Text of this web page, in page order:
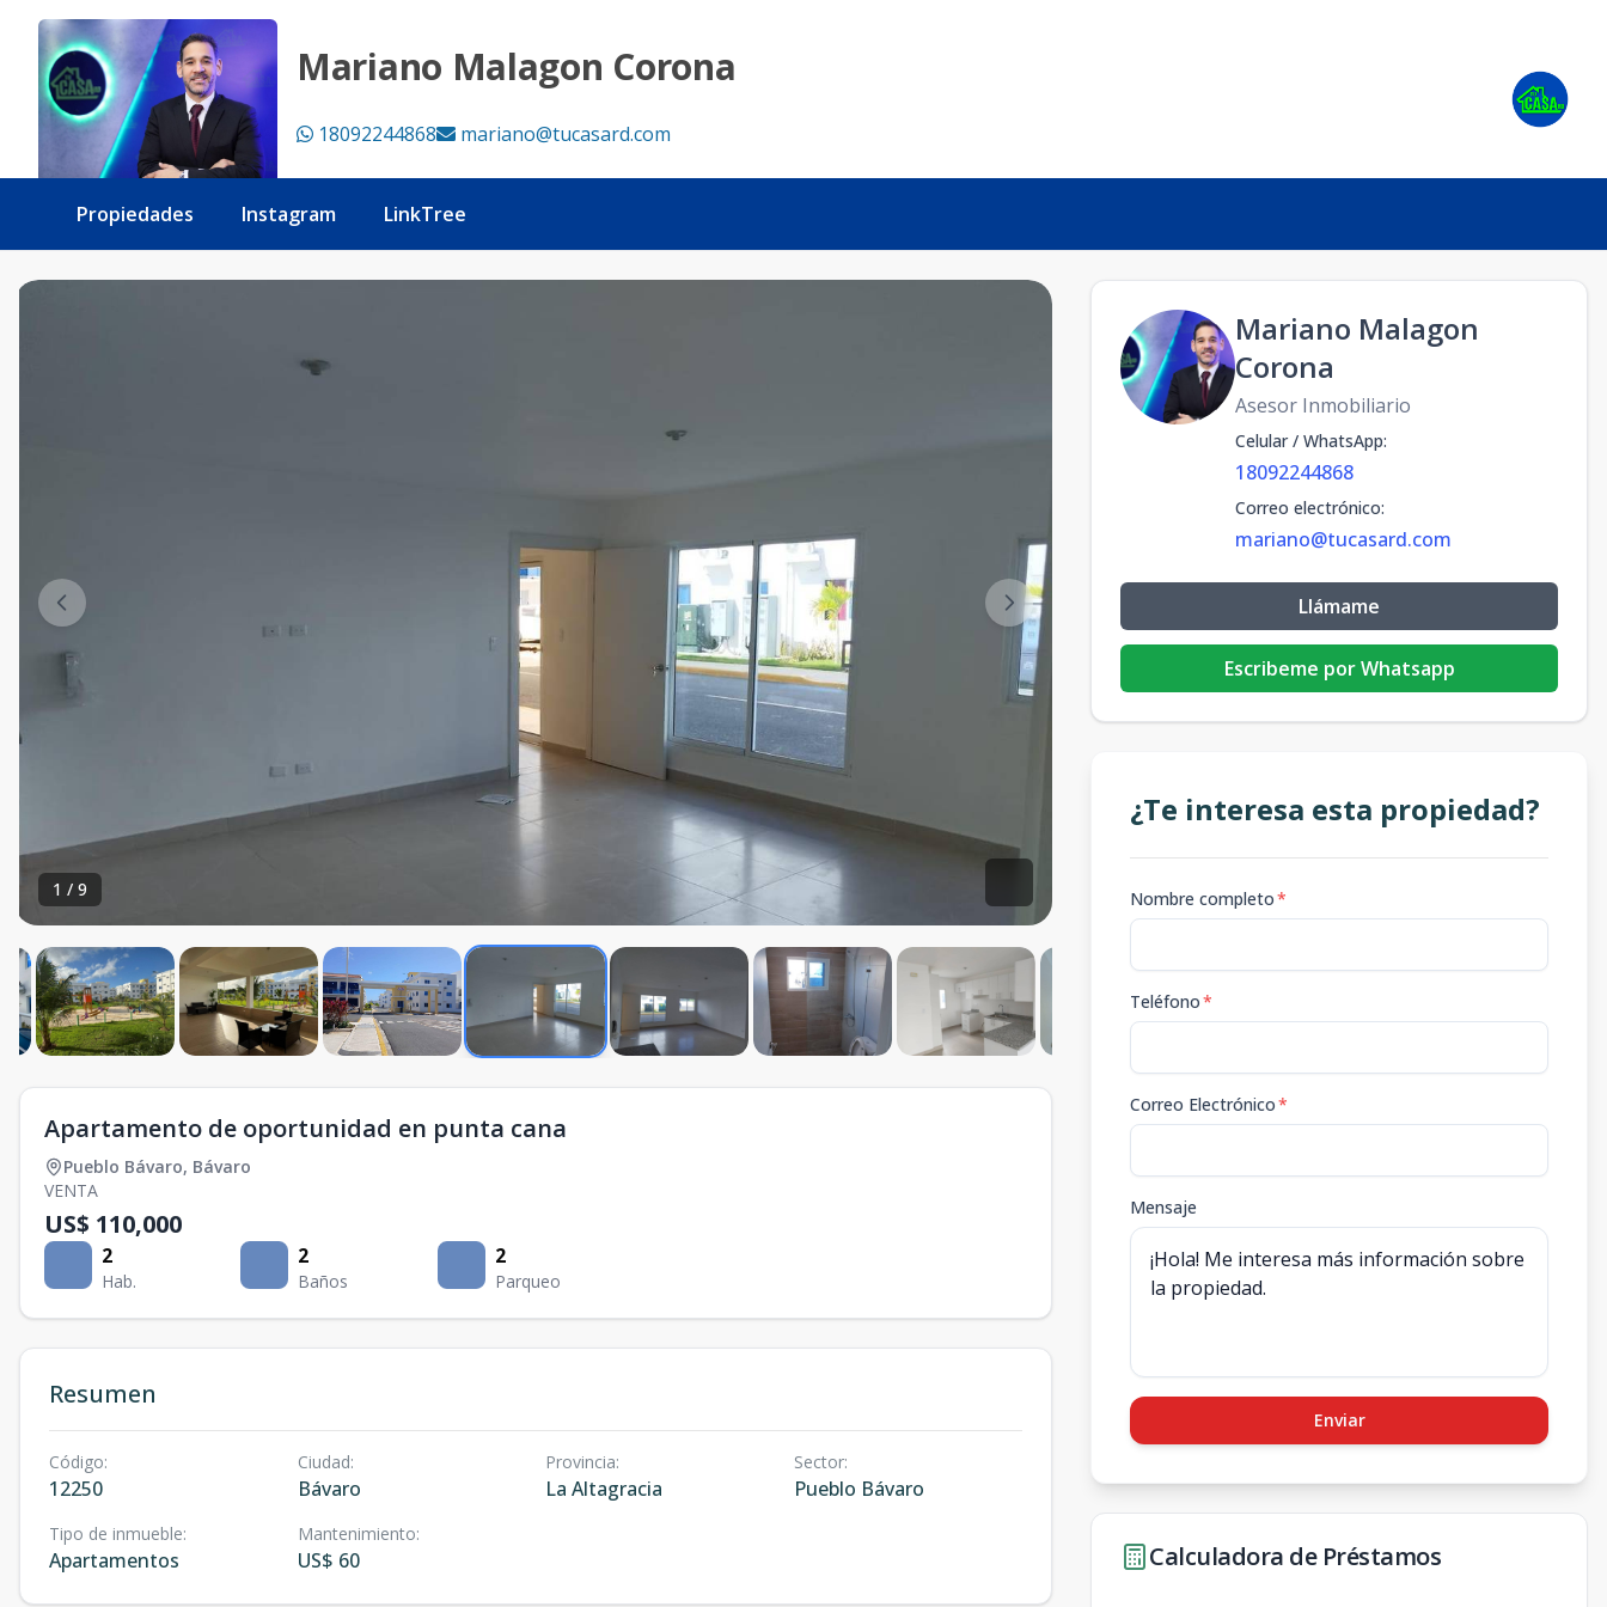
Mariano Malagon Corona
18092244868 mariano@tucasard.com
Propiedades Instagram LinkTree
1 / 9
Apartamento de oportunidad en punta cana
Pueblo Bávaro, Bávaro
VENTA
US$ 110,000
2
Hab.
2
Baños
2
Parqueo
Resumen
Código:
12250
Ciudad:
Bávaro
Provincia:
La Altagracia
Sector:
Pueblo Bávaro
Tipo de inmueble:
Apartamentos
Mantenimiento:
US$ 60
Mariano Malagon
Corona
Asesor Inmobiliario
Celular / WhatsApp:
18092244868
Correo electrónico:
mariano@tucasard.com
Llámame
Escribeme por Whatsapp
¿Te interesa esta propiedad?
Nombre completo*
Teléfono*
Correo Electrónico*
Mensaje
Enviar
Calculadora de Préstamos
Apartamento de oportunidad en punta cana - Tu Casa RD